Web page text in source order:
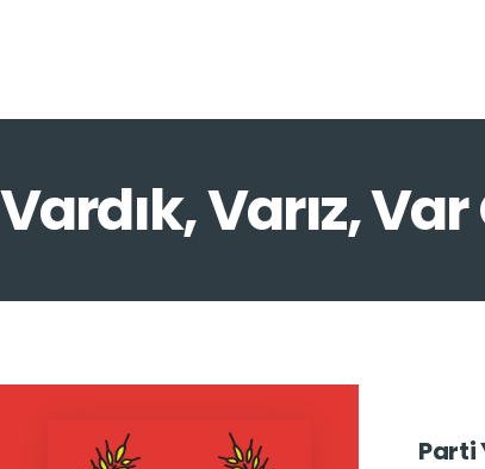
Vardık, Varız,
Parti